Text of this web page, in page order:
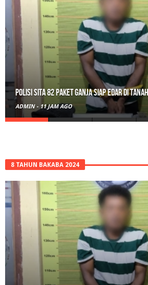
Polisi Sita 82 Paket Ganja Siap Edar di
ADMIN - 11 JAM AGO
8 TAHUN BAKABA 2024